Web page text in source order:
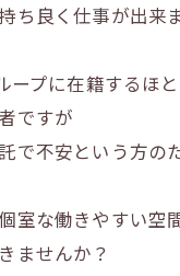
ち良く仕事が出来ま
ープに在籍するほ
ですが
で不安という方の
室な働きやすい空
ませんか？